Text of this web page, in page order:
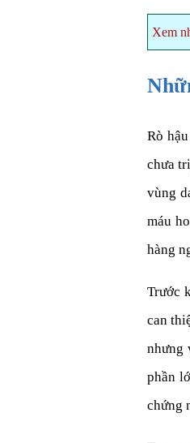
Xem
Rò
chưa
vùng
máu
hàng
Trước
can
nhưng
phần
chứng